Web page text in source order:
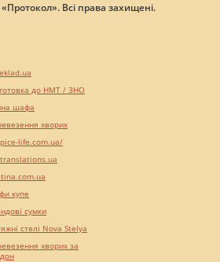
Всі права захищені.
до НМТ / ЗНО
шафа
хворих
life.com.ua/
купе
сумки
стелі Nova Stelya
хворих за